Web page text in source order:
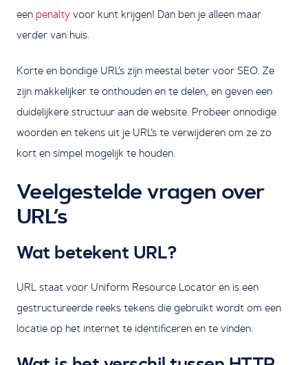
een penalty voor kunt krijgen! Dan ben je alleen maar
verder van huis.
Korte en bondige URL’s zijn meestal beter voor SEO. Ze
zijn makkelijker te onthouden en te delen, en geven een
duidelijkere structuur aan de website. Probeer onnodige
woorden en tekens uit je URL’s te verwijderen om ze zo
kort en simpel mogelijk te houden.
Veelgestelde vragen over
URL’s
Wat betekent URL?
URL staat voor Uniform Resource Locator en is een
gestructureerde reeks tekens die gebruikt wordt om een
locatie op het internet te identificeren en te vinden.